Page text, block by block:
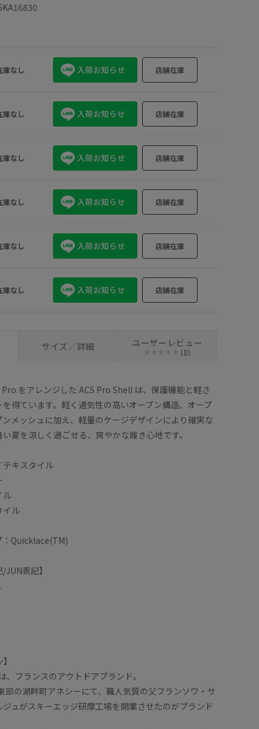
庫なし 入荷お知らせ 店舗在庫
庫なし 入荷お知らせ 店舗在庫
庫なし 入荷お知らせ 店舗在庫
庫なし 入荷お知らせ 店舗在庫
庫なし 入荷お知らせ 店舗在庫
庫なし 入荷お知らせ 店舗在庫
サイズ／詳細 ユーザーレビュー
(0)
をアレンジした ACS Pro Shell は、保護機能と軽さ
得ています。軽く通気性の高いオープン構造、オープ
メッシュに加え、軽量のケージデザインにより確実な
夏を涼しく過ごせる、爽やかな履き心地です。
テキスタイル
ル
イル
：Quicklace(TM)
JUN表記】
、フランスのアウトドアブランド。
部の湖畔町アネシーにて、職人気質の父フランソワ・サ
ュがスキーエッジ研摩工場を開業させたのがブランド